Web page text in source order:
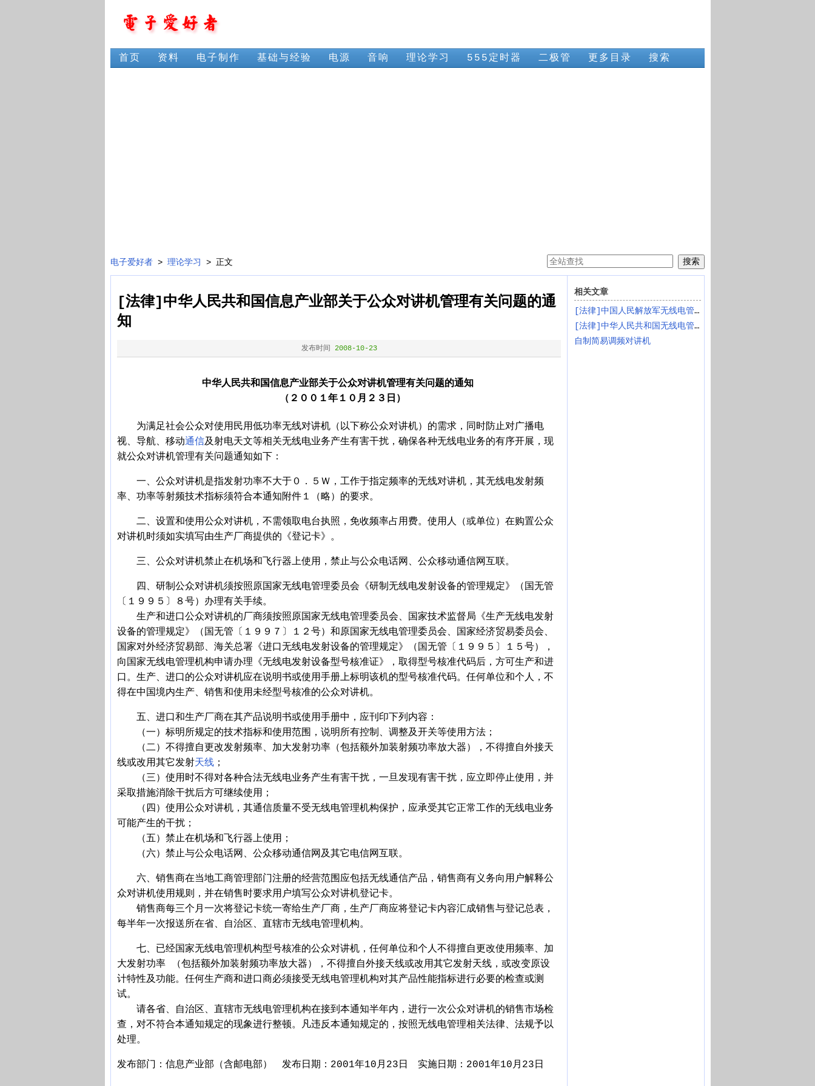
首页 资料 电子制作 基础与经验 电源 音响 理论学习 555定时器 二极管 更多目录 搜索
电子爱好者 >理论学习 > 正文
[法律]中华人民共和国信息产业部关于公众对讲机管理有关问题的通
知
发布时间 2008-10-23
中华人民共和国信息产业部关于公众对讲机管理有关问题的通知
（２００１年１０月２３日）
为满足社会公众对使用民用低功率无线对讲机（以下称公众对讲机）的需求，同时防止对广播电
视、导航、移动通信及射电天文等相关无线电业务产生有害干扰，确保各种无线电业务的有序开展，现
就公众对讲机管理有关问题通知如下：
一、公众对讲机是指发射功率不大于０．５Ｗ，工作于指定频率的无线对讲机，其无线电发射频
率、功率等射频技术指标须符合本通知附件１（略）的要求。
二、设置和使用公众对讲机，不需领取电台执照，免收频率占用费。使用人（或单位）在购置公众
对讲机时须如实填写由生产厂商提供的《登记卡》。
三、公众对讲机禁止在机场和飞行器上使用，禁止与公众电话网、公众移动通信网互联。
四、研制公众对讲机须按照原国家无线电管理委员会《研制无线电发射设备的管理规定》（国无管
〔１９９５〕８号）办理有关手续。
生产和进口公众对讲机的厂商须按照原国家无线电管理委员会、国家技术监督局《生产无线电发射
设备的管理规定》（国无管〔１９９７〕１２号）和原国家无线电管理委员会、国家经济贸易委员会、
国家对外经济贸易部、海关总署《进口无线电发射设备的管理规定》（国无管〔１９９５〕１５号），
向国家无线电管理机构申请办理《无线电发射设备型号核准证》，取得型号核准代码后，方可生产和进
口。生产、进口的公众对讲机应在说明书或使用手册上标明该机的型号核准代码。任何单位和个人，不
得在中国境内生产、销售和使用未经型号核准的公众对讲机。
五、进口和生产厂商在其产品说明书或使用手册中，应刊印下列内容：
（一）标明所规定的技术指标和使用范围，说明所有控制、调整及开关等使用方法；
（二）不得擅自更改发射频率、加大发射功率（包括额外加装射频功率放大器），不得擅自外接天
线或改用其它发射天线 ；
（三）使用时不得对各种合法无线电业务产生有害干扰，一旦发现有害干扰，应立即停止使用，并
采取措施消除干扰后方可继续使用；
（四）使用公众对讲机，其通信质量不受无线电管理机构保护，应承受其它正常工作的无线电业务
可能产生的干扰；
（五）禁止在机场和飞行器上使用；
（六）禁止与公众电话网、公众移动通信网及其它电信网互联。
六、销售商在当地工商管理部门注册的经营范围应包括无线通信产品，销售商有义务向用户解释公
众对讲机使用规则，并在销售时要求用户填写公众对讲机登记卡。
销售商每三个月一次将登记卡统一寄给生产厂商，生产厂商应将登记卡内容汇成销售与登记总表，
每半年一次报送所在省、自治区、直辖市无线电管理机构。
七、已经国家无线电管理机构型号核准的公众对讲机，任何单位和个人不得擅自更改使用频率、加
大发射功率 （包括额外加装射频功率放大器），不得擅自外接天线或改用其它发射天线，或改变原设
计特性及功能。任何生产商和进口商必须接受无线电管理机构对其产品性能指标进行必要的检查或测
试。
请各省、自治区、直辖市无线电管理机构在接到本通知半年内，进行一次公众对讲机的销售市场检
查，对不符合本通知规定的现象进行整顿。凡违反本通知规定的，按照无线电管理相关法律、法规予以
处理。
发布部门：信息产业部（含邮电部） 发布日期：2001年10月23日 实施日期：2001年10月23日
相关文章
[法律]中国人民解放军无线电管理条例
[法律]中华人民共和国无线电管理条例
自制简易调频对讲机